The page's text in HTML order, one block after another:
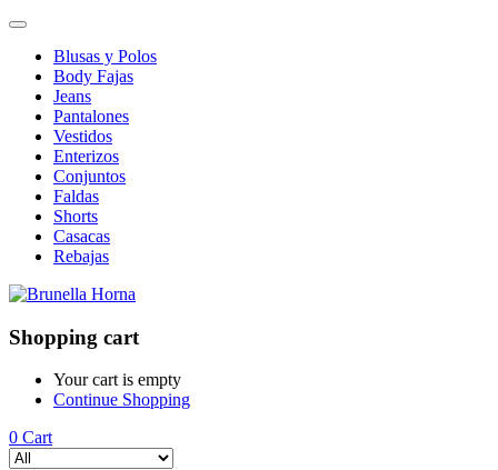
Blusas y Polos
Body Fajas
Jeans
Pantalones
Vestidos
Enterizos
Conjuntos
Faldas
Shorts
Casacas
Rebajas
Shopping cart
Your cart is empty
Continue Shopping
0 Cart